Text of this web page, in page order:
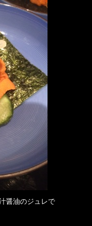
醤油のジュレで